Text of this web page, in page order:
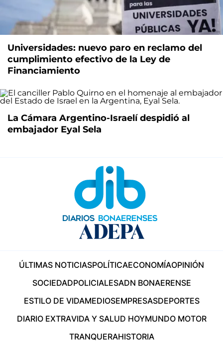
Universidades: nuevo paro en reclamo del
cumplimiento efectivo de la Ley de
Financiamiento
La Cámara Argentino-Israelí despidió al
embajador Eyal Sela
ÚLTIMAS NOTICIASPOLÍTICAECONOMÍAOPINIÓN
SOCIEDADPOLICIALESADN BONAERENSE
ESTILO DE VIDAMEDIOSEMPRESASDEPORTES
DIARIO EXTRAVIDA Y SALUD HOYMUNDO MOTOR
TRANQUERAHISTORIA